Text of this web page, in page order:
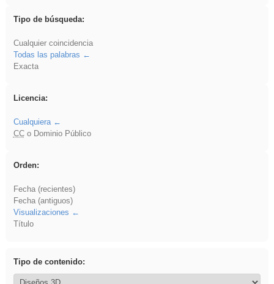
Tipo de búsqueda:
Cualquier coincidencia
Todas las palabras
Exacta
Licencia:
Cualquiera
CCo Dominio Público
Orden:
Fecha (recientes)
Fecha (antiguos)
Visualizaciones
Título
Tipo de contenido: